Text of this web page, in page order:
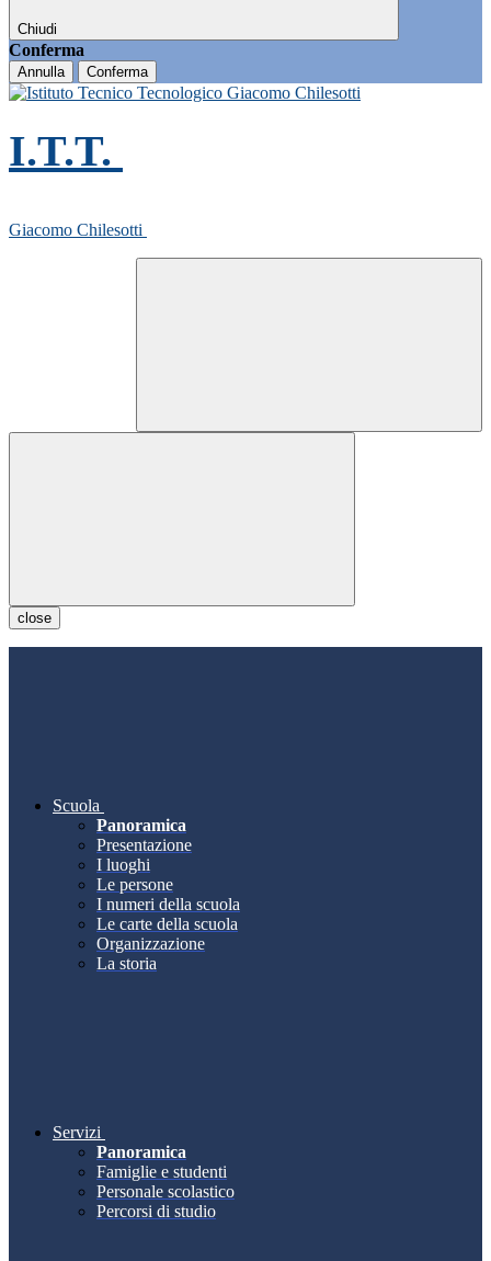
Chiudi
Conferma
Annulla Conferma
I.T.T.
Giacomo Chilesotti
close
Scuola
Panoramica
Presentazione
I luoghi
Le persone
I numeri della scuola
Le carte della scuola
Organizzazione
La storia
Servizi
Panoramica
Famiglie e studenti
Personale scolastico
Percorsi di studio